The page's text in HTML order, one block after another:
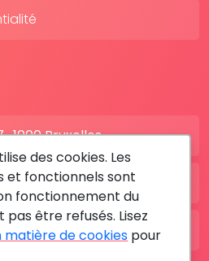
1000 Bruxelles
des cookies. Les
et fonctionnels sont
fonctionnement du
être refusés. Lisez
matière de cookies pour